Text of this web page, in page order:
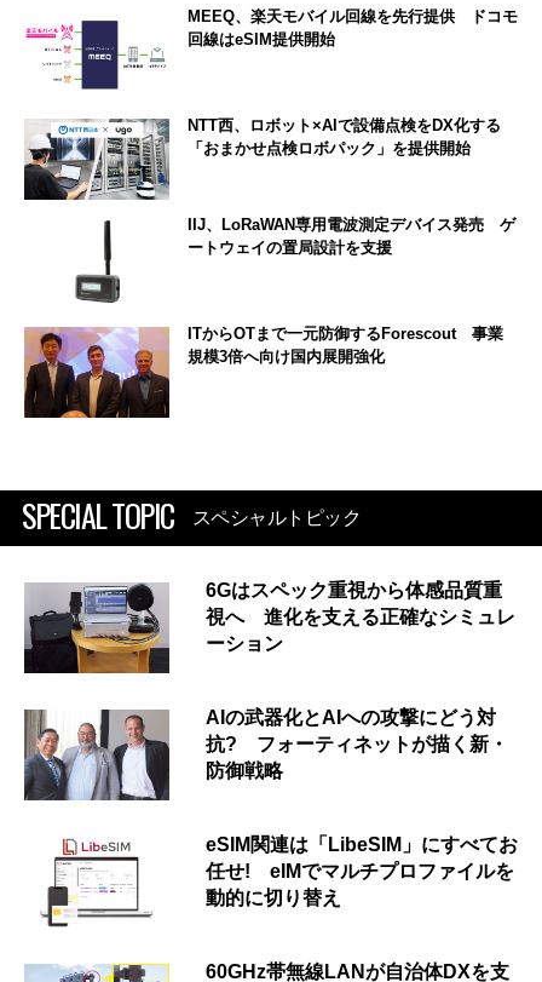
MEEQ、楽天モバイル回線を先行提供 ドコモ
回線はeSIM提供開始
NTT西、ロボット×AIで設備点検をDX化する
「おまかせ点検ロボパック」を提供開始
IIJ、LoRaWAN専用電波測定デバイス発売 ゲ
ートウェイの置局設計を支援
ITからOTまで一元防御するForescout 事業
規模3倍へ向け国内展開強化
SPECIAL TOPIC スペシャルトピック
6Gはスペック重視から体感品質重
視へ 進化を支える正確なシミュレ
ーション
AIの武器化とAIへの攻撃にどう対
抗? フォーティネットが描く新・
防御戦略
eSIM関連は「LibeSIM」にすべてお
任せ! eIMでマルチプロファイルを
動的に切り替え
60GHz帯無線LANが自治体DXを支